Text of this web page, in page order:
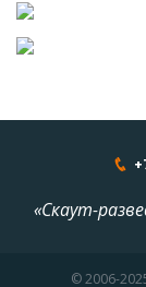
«Скаут-
© 2006-